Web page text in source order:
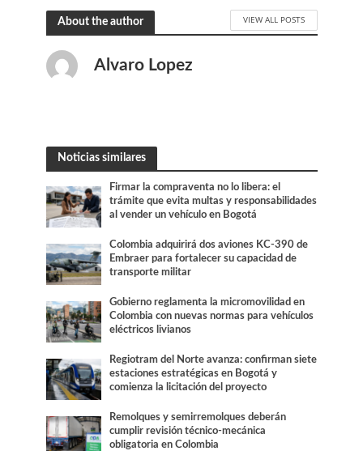
About the author VIEW ALL POSTS
Alvaro Lopez
Noticias similares
Firmar la compraventa no lo libera: el
trámite que evita multas y responsabilidades
al vender un vehículo en Bogotá
Colombia adquirirá dos aviones KC-390 de
Embraer para fortalecer su capacidad de
transporte militar
Gobierno reglamenta la micromovilidad en
Colombia con nuevas normas para vehículos
eléctricos livianos
Regiotram del Norte avanza: confirman siete
estaciones estratégicas en Bogotá y
comienza la licitación del proyecto
Remolques y semirremolques deberán
cumplir revisión técnico-mecánica
obligatoria en Colombia